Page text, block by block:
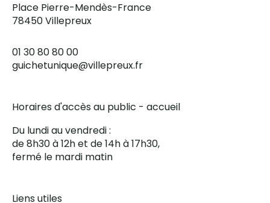
Place Pierre-Mendès-France
78450 Villepreux
01 30 80 80 00
guichetunique@villepreux.fr
Horaires d'accès au public - accueil
Du lundi au vendredi :
de 8h30 à 12h et de 14h à 17h30,
fermé le mardi matin
Liens utiles